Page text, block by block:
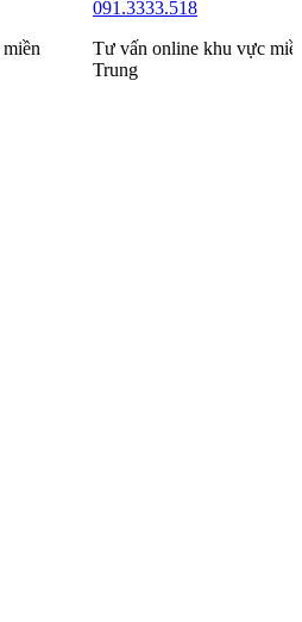
miền
091.3333.518
Tư vấn online khu vực
Trung